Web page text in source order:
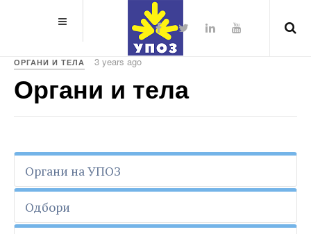
ОРГАНИ И ТЕЛА 3 years ago
Органи и тела
Органи на УПОЗ
Одбори